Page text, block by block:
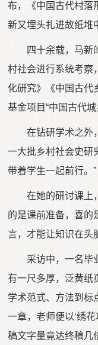
布，《中国古代村落
新又埋头扎进故纸堆
四十余载，马新
村社会进行系统考察
化研究》《中国古代
基金项目“中国古代城
在钻研学术之外
一大批乡村社会史研
带着学生一起前行。”
在她的研讨课上
的是课前准备，喜的
言，才能让知识在头
采访中，一名毕
有一尺多厚，泛黄纸
学术范式、方法到标
一章，老师便以‘绣
稿文字量竟达终稿几